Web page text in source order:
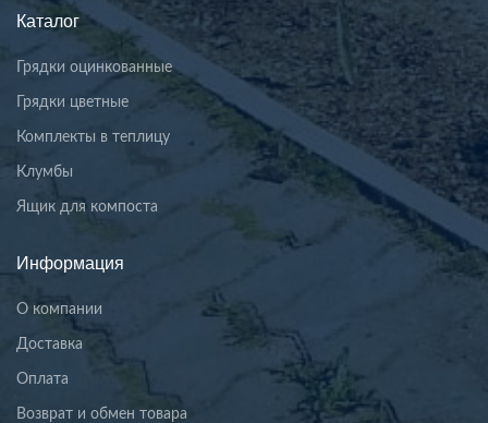
Каталог
Грядки оцинкованные
Грядки цветные
Комплекты в теплицу
Клумбы
Ящик для компоста
Информация
О компании
Доставка
Оплата
Возврат и обмен товара